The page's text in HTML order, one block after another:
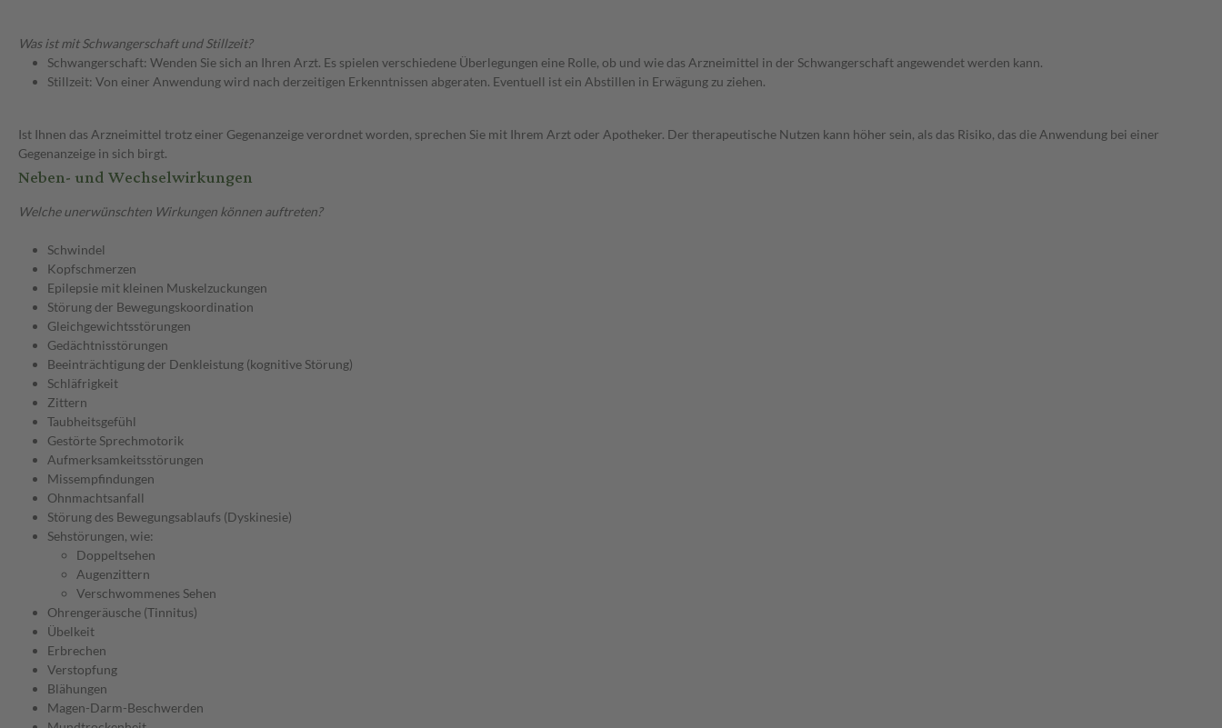
Was ist mit Schwangerschaft und Stillzeit?
Schwangerschaft: Wenden Sie sich an Ihren Arzt. Es spielen verschiedene Überlegungen eine Rolle, ob und wie das Arzneimittel in der Schwangerschaft angewendet werden kann.
Stillzeit: Von einer Anwendung wird nach derzeitigen Erkenntnissen abgeraten. Eventuell ist ein Abstillen in Erwägung zu ziehen.
Ist Ihnen das Arzneimittel trotz einer Gegenanzeige verordnet worden, sprechen Sie mit Ihrem Arzt oder Apotheker. Der therapeutische Nutzen kann höher sein, als das Risiko, das die Anwendung bei einer
Gegenanzeige in sich birgt.
Neben- und Wechselwirkungen
Welche unerwünschten Wirkungen können auftreten?
Schwindel
Kopfschmerzen
Epilepsie mit kleinen Muskelzuckungen
Störung der Bewegungskoordination
Gleichgewichtsstörungen
Gedächtnisstörungen
Beeinträchtigung der Denkleistung (kognitive Störung)
Schläfrigkeit
Zittern
Taubheitsgefühl
Gestörte Sprechmotorik
Aufmerksamkeitsstörungen
Missempfindungen
Ohnmachtsanfall
Störung des Bewegungsablaufs (Dyskinesie)
Sehstörungen, wie:
Doppeltsehen
Augenzittern
Verschwommenes Sehen
Ohrengeräusche (Tinnitus)
Übelkeit
Erbrechen
Verstopfung
Blähungen
Magen-Darm-Beschwerden